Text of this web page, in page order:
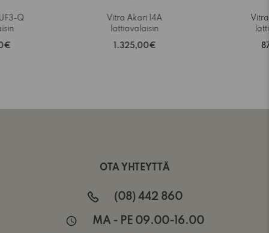
Q
Vitra Akari 14A
lattiavalaisin
1.325,00€
OTA YHTEYTTÄ
(08) 442 860
MA - PE 09.00-16.00